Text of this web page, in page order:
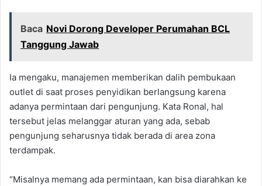
Baca Novi Dorong Developer Perumahan BCL
Tanggung Jawab
Ia mengaku, manajemen memberikan dalih pembukaan
outlet di saat proses penyidikan berlangsung karena
adanya permintaan dari pengunjung. Kata Ronal, hal
tersebut jelas melanggar aturan yang ada, sebab
pengunjung seharusnya tidak berada di area zona
terdampak.
“Misalnya memang ada permintaan, kan bisa diarahkan ke